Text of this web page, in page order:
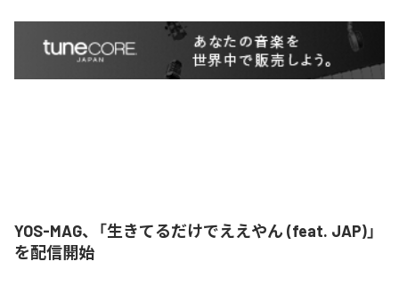
YOS-MAG、「生きてるだけでええやん (feat. JAP)」
を配信開始